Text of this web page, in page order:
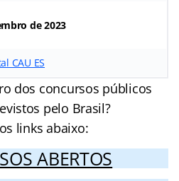
de 2023
CAU ES
dos concursos públicos
pelo Brasil?
links abaixo:
ABERTOS